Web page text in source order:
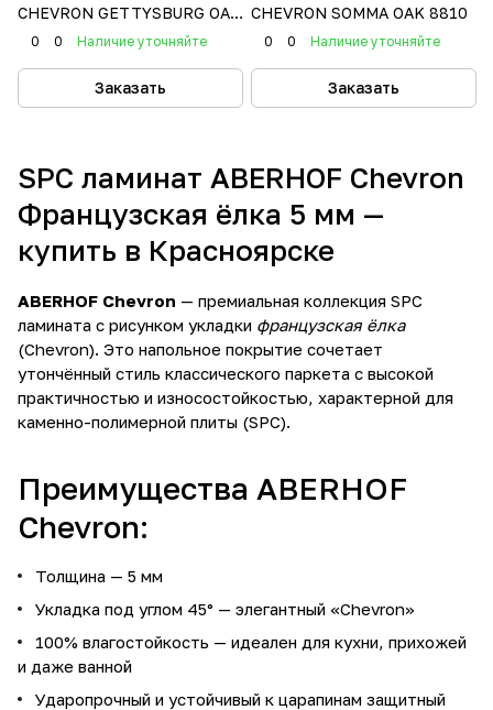
CHEVRON GETTYSBURG OAK
2016
0 0 Наличие уточняйте
Заказать
CHEVRON SOMMA OAK 8810
0 0 Наличие уточняйте
Заказать
SPC ламинат ABERHOF Chevron
Французская ёлка 5 мм —
купить в Красноярске
ABERHOF Chevron — премиальная коллекция SPC
ламината с рисунком укладки французская ёлка
(Chevron). Это напольное покрытие сочетает
утончённый стиль классического паркета с высокой
практичностью и износостойкостью, характерной для
каменно-полимерной плиты (SPC).
Преимущества ABERHOF
Chevron:
Толщина — 5 мм
Укладка под углом 45° — элегантный «Chevron»
100% влагостойкость — идеален для кухни, прихожей
и даже ванной
Ударопрочный и устойчивый к царапинам защитный